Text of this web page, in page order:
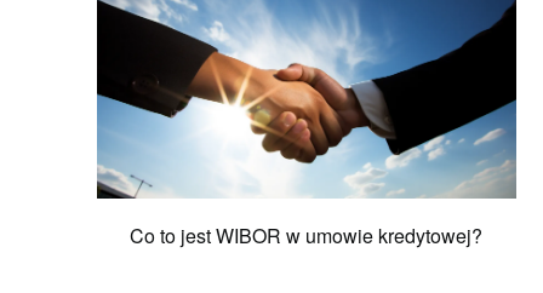
Co to jest WIBOR w umowie kredytowej?